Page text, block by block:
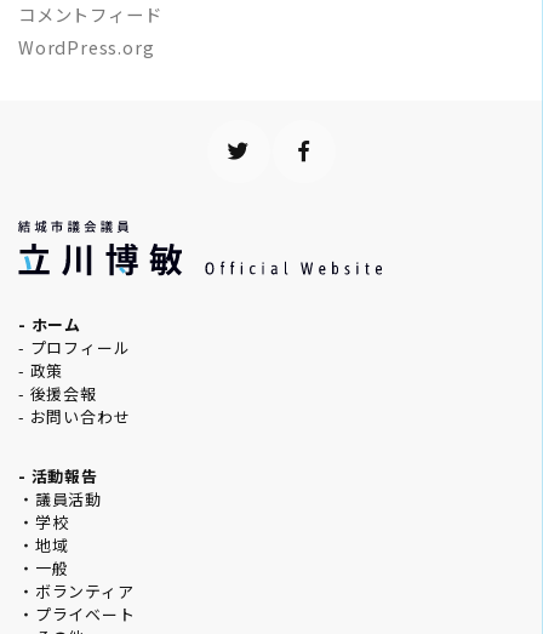
コメントフィード
WordPress.org
- ホーム
- プロフィール
- 政策
- 後援会報
- お問い合わせ
- 活動報告
・議員活動
・学校
・地域
・一般
・ボランティア
・プライベート